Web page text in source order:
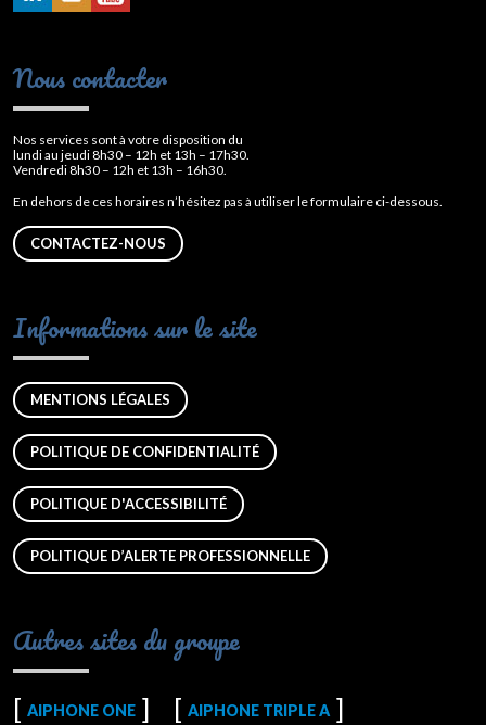
Nous contacter
Nos services sont à votre disposition du
lundi au jeudi 8h30 – 12h et 13h – 17h30.
Vendredi 8h30 – 12h et 13h – 16h30.
En dehors de ces horaires n’hésitez pas à utiliser le formulaire ci-dessous.
CONTACTEZ-NOUS
Informations sur le site
MENTIONS LÉGALES
POLITIQUE DE CONFIDENTIALITÉ
POLITIQUE D'ACCESSIBILITÉ
POLITIQUE D’ALERTE PROFESSIONNELLE
Autres sites du groupe
AIPHONE ONE AIPHONE TRIPLE A